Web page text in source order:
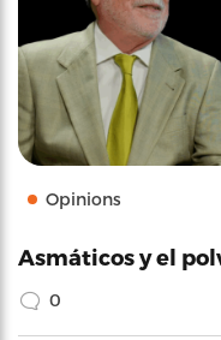
Opinions
Asmáticos y el
0